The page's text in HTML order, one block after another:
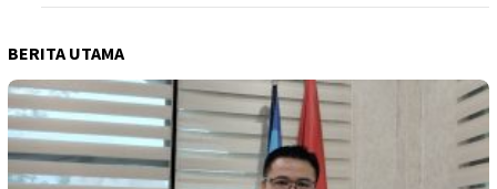
BERITA UTAMA